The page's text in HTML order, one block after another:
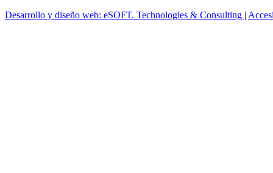
Desarrollo y diseño web: eSOFT. Technologies & Consulting |